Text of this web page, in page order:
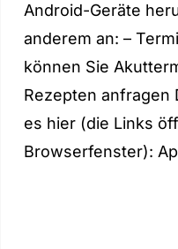
Android-Geräte
anderem an: –
können Sie
Rezepten anfragen
es hier (die Links
Browserfenster):